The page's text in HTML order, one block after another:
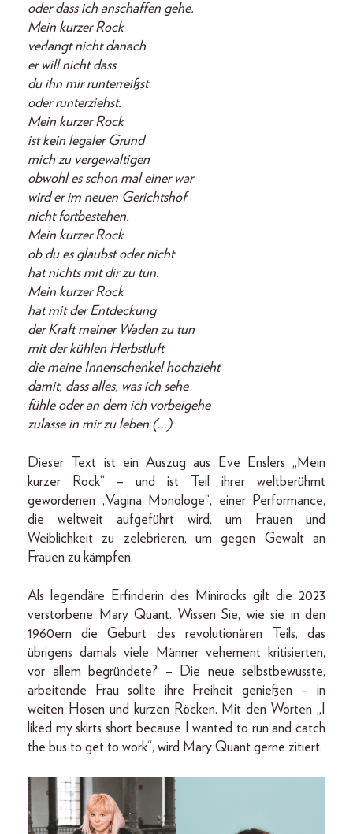
oder dass ich anschaffen gehe.
Mein kurzer Rock
verlangt nicht danach
er will nicht dass
du ihn mir runterreißst
oder runterziehst.
Mein kurzer Rock
ist kein legaler Grund
mich zu vergewaltigen
obwohl es schon mal einer war
wird er im neuen Gerichtshof
nicht fortbestehen.
Mein kurzer Rock
ob du es glaubst oder nicht
hat nichts mit dir zu tun.
Mein kurzer Rock
hat mit der Entdeckung
der Kraft meiner Waden zu tun
mit der kühlen Herbstluft
die meine Innenschenkel hochzieht
damit, dass alles, was ich sehe
fühle oder an dem ich vorbeigehe
zulasse in mir zu leben (…)
Dieser Text ist ein Auszug aus Eve Enslers „Mein
kurzer Rock“ – und ist Teil ihrer weltberühmt
gewordenen „Vagina Monologe“, einer Performance,
die weltweit aufgeführt wird, um Frauen und
Weiblichkeit zu zelebrieren, um gegen Gewalt an
Frauen zu kämpfen.
Als legendäre Erfinderin des Minirocks gilt die 2023
verstorbene Mary Quant. Wissen Sie, wie sie in den
1960ern die Geburt des revolutionären Teils, das
übrigens damals viele Männer vehement kritisierten,
vor allem begründete? – Die neue selbstbewusste,
arbeitende Frau sollte ihre Freiheit genießen – in
weiten Hosen und kurzen Röcken. Mit den Worten „I
liked my skirts short because I wanted to run and catch
the bus to get to work“, wird Mary Quant gerne zitiert.